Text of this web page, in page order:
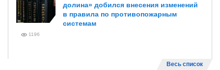
долина» добился внесения изменений
в правила по противопожарным
системам
1196
Весь список